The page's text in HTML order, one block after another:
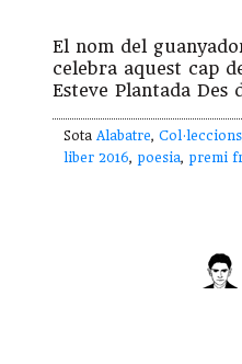
El nom del
celebra aquest cap
Esteve Plantada
Sota Alabatre, Col·leccions
liber 2016, poesia, premi